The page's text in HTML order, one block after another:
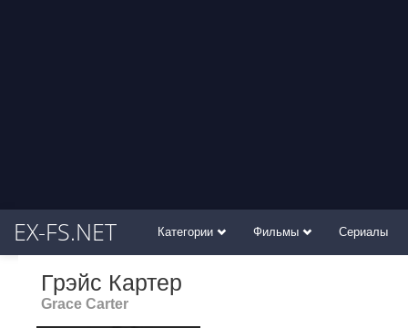
EX-FS.NET Категории Фильмы Сериалы
Грэйс Картер
Grace Carter